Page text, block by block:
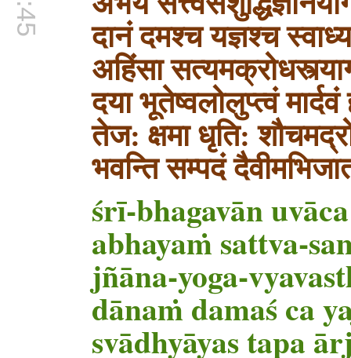
दानं दमश्च यज्ञश्च
अहिंसा
दया भूतेष्वलोलुप्‍त्वं
तेज: क्षमा धृति:
भवन्ति सम्पदं
śrī-bhagavān uvāca
abhayaṁ sattva-
jñāna-yoga-
dānaṁ damaś ca
svādhyāyas tapa